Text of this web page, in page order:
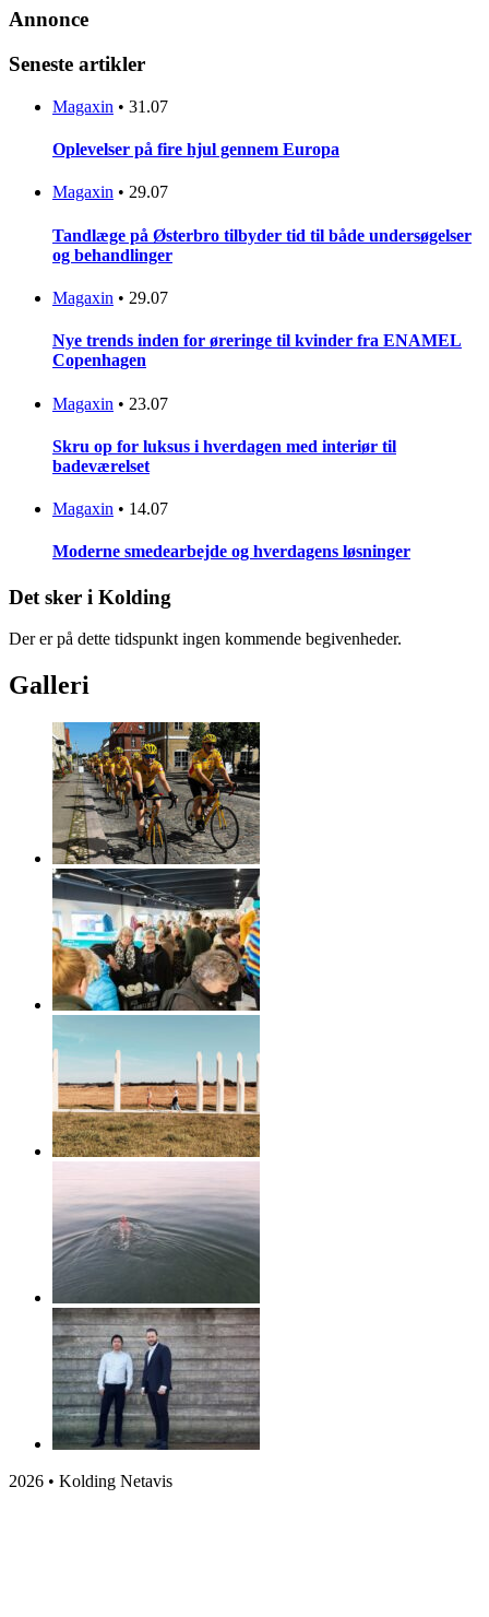
Annonce
Seneste artikler
Magaxin • 31.07
Oplevelser på fire hjul gennem Europa
Magaxin • 29.07
Tandlæge på Østerbro tilbyder tid til både undersøgelser
og behandlinger
Magaxin • 29.07
Nye trends inden for øreringe til kvinder fra ENAMEL
Copenhagen
Magaxin • 23.07
Skru op for luksus i hverdagen med interiør til
badeværelset
Magaxin • 14.07
Moderne smedearbejde og hverdagens løsninger
Det sker i Kolding
Der er på dette tidspunkt ingen kommende begivenheder.
Galleri
2026 • Kolding Netavis